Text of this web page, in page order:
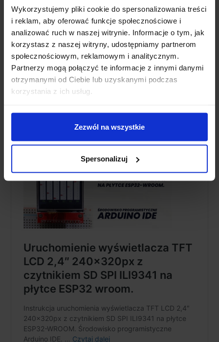
Wykorzystujemy pliki cookie do spersonalizowania treści
i reklam, aby oferować funkcje społecznościowe i
analizować ruch w naszej witrynie. Informacje o tym, jak
korzystasz z naszej witryny, udostępniamy partnerom
społecznościowym, reklamowym i analitycznym.
Partnerzy mogą połączyć te informacje z innymi danymi
otrzymanymi od Ciebie lub uzyskanymi podczas
korzystania z ich usług.
Zezwól na wszystkie
Spersonalizuj